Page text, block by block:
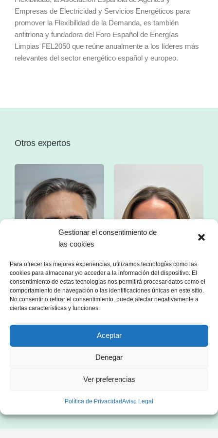
Gestionar el consentimiento de
las cookies
Para ofrecer las mejores experiencias, utilizamos tecnologías como las
cookies para almacenar y/o acceder a la información del dispositivo. El
consentimiento de estas tecnologías nos permitirá procesar datos como el
comportamiento de navegación o las identificaciones únicas en este sitio.
No consentir o retirar el consentimiento, puede afectar negativamente a
ciertas características y funciones.
Aceptar
Denegar
Ver preferencias
Política de PrivacidadAviso Legal
Empresas de Electricidad y Servicios Energéticos para
promover la Flexibilidad de la Demanda, es también
anfitriona y fundadora del Foro Español de Energías
Limpias FEL2050 que reúne anualmente a los líderes más
relevantes del sector energético español y europeo.
Otros expertos
Sr. Franc Comino Sra. Esther Zorzano
especializada en el sector